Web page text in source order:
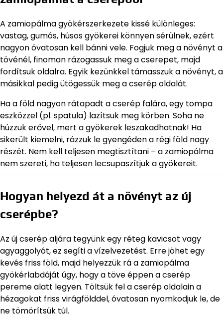
A zamiopálma gyökérszerkezete kissé különleges:
vastag, gumós, húsos gyökerei könnyen sérülnek, ezért
nagyon óvatosan kell bánni vele. Fogjuk meg a növényt a
tövénél, finoman rázogassuk meg a cserepet, majd
fordítsuk oldalra. Egyik kezünkkel támasszuk a növényt, a
másikkal pedig ütögessük meg a cserép oldalát.
Ha a föld nagyon rátapadt a cserép falára, egy tompa
eszközzel (pl. spatula) lazítsuk meg körben. Soha ne
húzzuk erővel, mert a gyökerek leszakadhatnak! Ha
sikerült kiemelni, rázzuk le gyengéden a régi föld nagy
részét. Nem kell teljesen megtisztítani – a zamiopálma
nem szereti, ha teljesen lecsupaszítjuk a gyökereit.
Hogyan helyezd át a növényt az új
cserépbe?
Az új cserép aljára tegyünk egy réteg kavicsot vagy
agyaggolyót, ez segíti a vízelvezetést. Erre jöhet egy
kevés friss föld, majd helyezzük rá a zamiopálma
gyökérlabdáját úgy, hogy a töve éppen a cserép
pereme alatt legyen. Töltsük fel a cserép oldalain a
hézagokat friss virágfölddel, óvatosan nyomkodjuk le, de
ne tömörítsük túl.